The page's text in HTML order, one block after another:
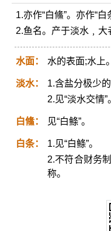
1.亦作“白鯈”。亦作“白
2.鱼名。产于淡水﹐
水面： 水的表面;水上。
淡水：
1.含盐分极少的
2.见“淡水交情”
白鯈： 见“白鲦”。
白条：
1.见“白鲦”。
2.不符合财务
称。